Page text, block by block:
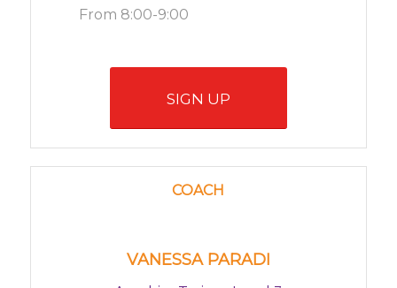
From 8:00-9:00
SIGN UP
COACH
VANESSA PARADI